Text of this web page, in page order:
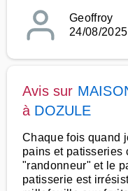
Geoffroy
24/08/2025
Avis sur
à DOZULE
Chaque fois quand
pains et patisseries
"randonneur" et le
patisserie est